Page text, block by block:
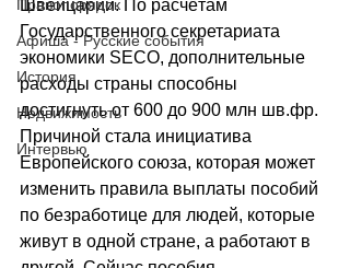
Правопорядок
Афиша - Русские события
История
Недвижимость
Интервью
Швейцарии. По расчётам
Государственного секретариата
экономики SECO, дополнительные
расходы страны способны
достигнуть от 600 до 900 млн шв.фр.
Причиной стала инициатива
Европейского союза, которая может
изменить правила выплаты пособий
по безработице для людей, которые
живут в одной стране, а работают в